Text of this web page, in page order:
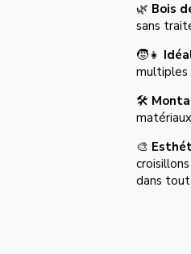
🌿 Bois
sans
🧒👧
multiples
🛠️
🎨
dans tout